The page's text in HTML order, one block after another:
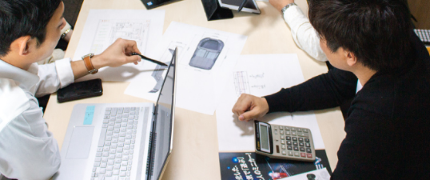
BLAZE e-CARGO
特定原付 / 免許不要 ※
¥498,000 （税込¥547,800）
※16歳以上
詳細を見る
近くの店舗を見る
SMART
特定原